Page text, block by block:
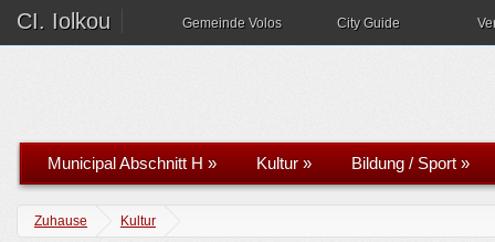
CI. Iolkou Gemeinde Volos City Guide
Municipal Abschnitt H » Kultur » Bildung / Sport »
Zuhause Kultur